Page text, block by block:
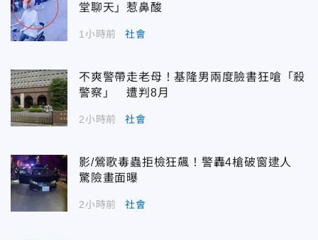
堂聊天」惹鼻酸
1小時前 社會
不爽警帶走老母！基隆男兩度臉書狂嗆「殺
警察」 遭判8月
2小時前 社會
影/鶯歌毒蟲拒檢狂飆！警轟4槍破窗逮人
驚險畫面曝
2小時前 社會